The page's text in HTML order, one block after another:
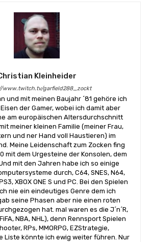
Kleinheider
www.twitch.tv/garfield288_zockt
und mit meinen Baujahr ´81 gehöre ich
der Gamer, wobei ich damit aber
am europäischen Altersdurchschnitt
meiner kleinen Familie (meiner Frau,
und ner Hand voll Haustieren) im
Meine Leidenschaft zum Zocken fing
mit dem Urgesteine der Konsolen, dem
mit den Jahren habe ich so einige
durch, C64, SNES, N64,
XBOX ONE S und PC. Bei den Spielen
nie ein eindeutiges Genre dem ich
seine Phasen aber nie einen roten
hat. mal waren es die J´n´R,
NBA, NHL), denn Rennsport Spielen
RPs, MMORPG, EZStrategie,
Liste könnte ich ewig weiter führen. Nur